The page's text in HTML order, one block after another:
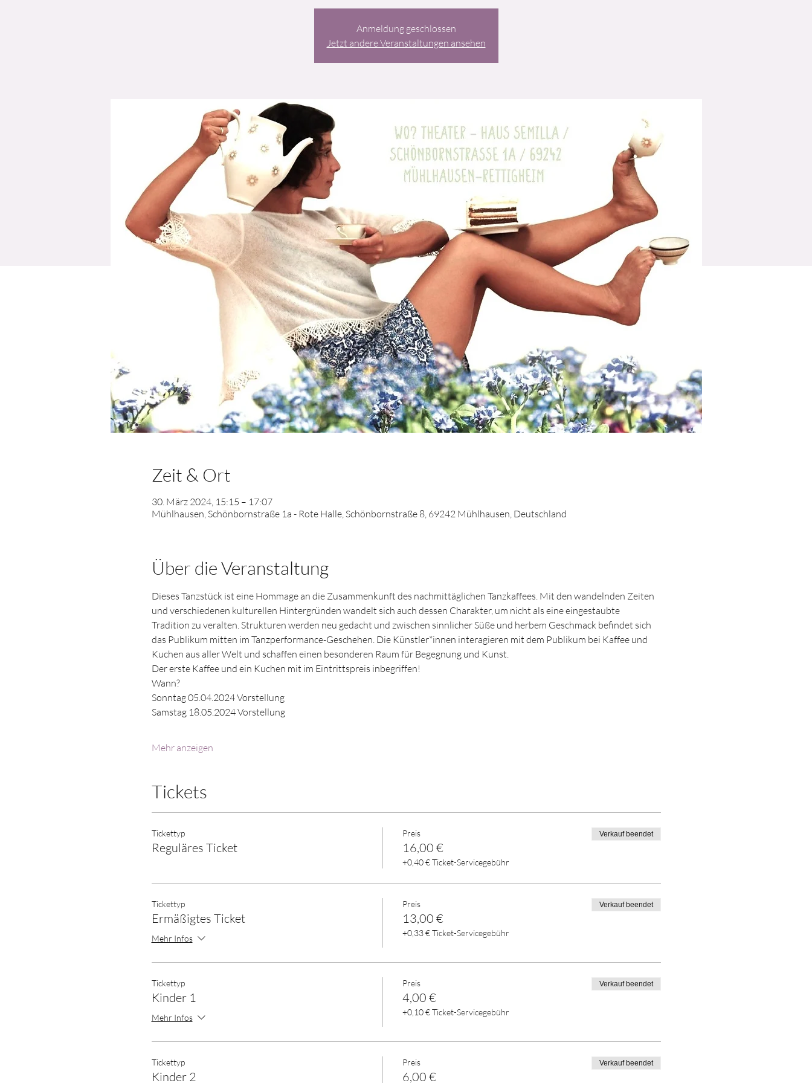
Anmeldung geschlossen
Jetzt andere Veranstaltungen ansehen
Zeit & Ort
30. März 2024, 15:15 – 17:07
Mühlhausen, Schönbornstraße 1a - Rote Halle, Schönbornstraße 8, 69242 Mühlhausen, Deutschland
Über die Veranstaltung
Dieses Tanzstück ist eine Hommage an die Zusammenkunft des nachmittäglichen Tanzkaffees. Mit den wandelnden Zeiten
und verschiedenen kulturellen Hintergründen wandelt sich auch dessen Charakter, um nicht als eine eingestaubte
Tradition zu veralten. Strukturen werden neu gedacht und zwischen sinnlicher Süße und herbem Geschmack befindet sich
das Publikum mitten im Tanzperformance-Geschehen. Die Künstler*innen interagieren mit dem Publikum bei Kaffee und
Kuchen aus aller Welt und schaffen einen besonderen Raum für Begegnung und Kunst.
Der erste Kaffee und ein Kuchen mit im Eintrittspreis inbegriffen!
Wann?
Sonntag 05.04.2024 Vorstellung
Samstag 18.05.2024 Vorstellung
Mehr anzeigen
Tickets
Tickettyp
Reguläres Ticket
Preis
16,00 €
+0,40 € Ticket-Servicegebühr
Verkauf beendet
Tickettyp
Ermäßigtes Ticket
Mehr Infos
Preis
13,00 €
+0,33 € Ticket-Servicegebühr
Verkauf beendet
Tickettyp
Kinder 1
Mehr Infos
Preis
4,00 €
+0,10 € Ticket-Servicegebühr
Verkauf beendet
Tickettyp
Kinder 2
Preis
6,00 €
Verkauf beendet